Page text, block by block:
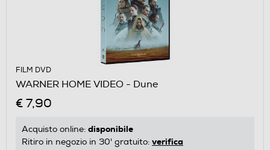
FILM DVD
WARNER HOME VIDEO - Dune
€ 7,90
Acquisto online: disponibile
Ritiro in negozio in 30' gratuito: verifica